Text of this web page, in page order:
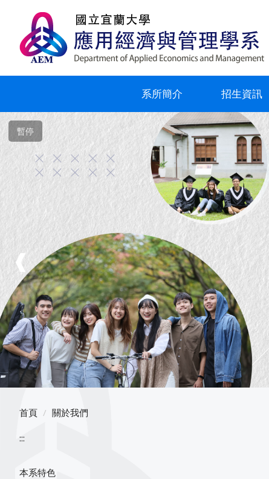
容
系所簡介 招生資訊
暫停
❰
首頁 關於我們
:::
本系特色